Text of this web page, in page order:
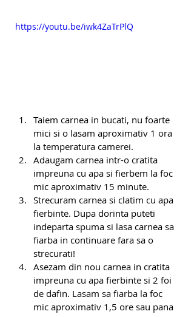
https://youtu.be/iwk4ZaTrPlQ
Taiem carnea in bucati, nu foarte
mici si o lasam aproximativ 1 ora
la temperatura camerei.
Adaugam carnea intr-o cratita
impreuna cu apa si fierbem la foc
mic aproximativ 15 minute.
Strecuram carnea si clatim cu apa
fierbinte. Dupa dorinta puteti
indeparta spuma si lasa carnea sa
fiarba in continuare fara sa o
strecurati!
Asezam din nou carnea in cratita
impreuna cu apa fierbinte si 2 foi
de dafin. Lasam sa fiarba la foc
mic aproximativ 1,5 ore sau pana